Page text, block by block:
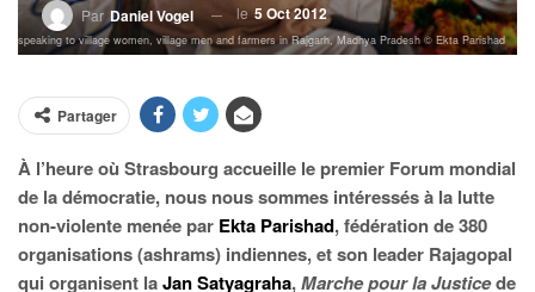
Par Daniel Vogel le5 Oct 2012
speaking to village women, village men and farmers in Rajgarh, Madhya Pradesh © Ekta Parishad
Partager
À l’heure où Strasbourg accueille le premier Forum mondial
de la démocratie, nous nous sommes intéressés à la lutte
non-violente menée par Ekta Parishad, fédération de 380
organisations (ashrams) indiennes, et son leader Rajagopal
qui organisent laJan Satyagraha,Marche pour la Justicede